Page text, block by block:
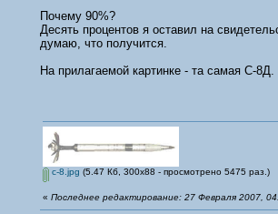
Почему 90%?
Десять процентов я оставил на
думаю, что получится.
На прилагаемой картинке - та самая С-
c-8.jpg (5.47 Кб, 300x88 - просмотрено 5475 раз.)
« Последнее редактирование: 27 Февраля 2007,